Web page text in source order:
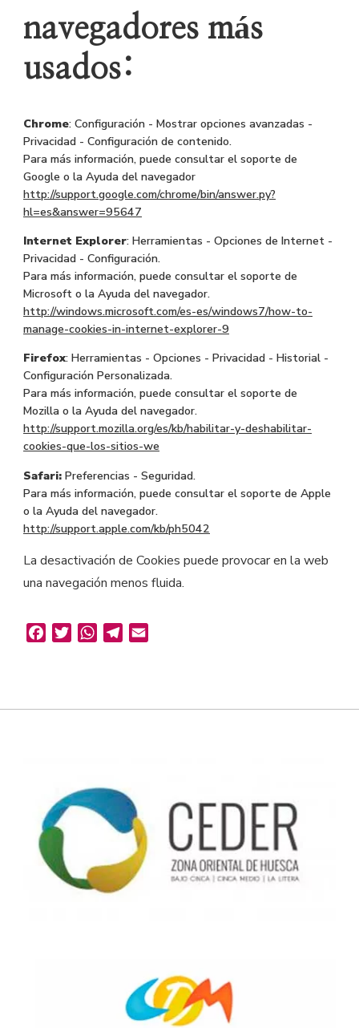
navegadores más
usados:
Chrome: Configuración - Mostrar opciones avanzadas -
Privacidad - Configuración de contenido.
Para más información, puede consultar el soporte de
Google o la Ayuda del navegador
http://support.google.com/chrome/bin/answer.py?
hl=es&answer=95647
Internet Explorer: Herramientas - Opciones de Internet -
Privacidad - Configuración.
Para más información, puede consultar el soporte de
Microsoft o la Ayuda del navegador.
http://windows.microsoft.com/es-es/windows7/how-to-
manage-cookies-in-internet-explorer-9
Firefox: Herramientas - Opciones - Privacidad - Historial -
Configuración Personalizada.
Para más información, puede consultar el soporte de
Mozilla o la Ayuda del navegador.
http://support.mozilla.org/es/kb/habilitar-y-deshabilitar-
cookies-que-los-sitios-we
Safari: Preferencias - Seguridad.
Para más información, puede consultar el soporte de Apple
o la Ayuda del navegador.
http://support.apple.com/kb/ph5042
La desactivación de Cookies puede provocar en la web
una navegación menos fluida.
FacebookTwitterWhatsAppTelegram